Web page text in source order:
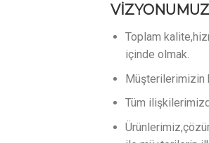
VİZYONUMUZ
Toplam
içinde olmak.
Müşterilerimizin
Tüm